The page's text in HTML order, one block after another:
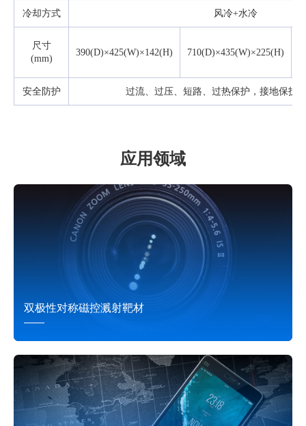
冷却方式 风冷+水冷
尺寸
(mm)
390(D)×425(W)×142(H) 710(D)×435(W)×225(H)
安全防护 过流、过压、短路、过热保护，接地保护
应用领域
双极性对称磁控溅射靶材